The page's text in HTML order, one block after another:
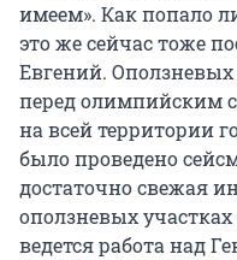
имеем». Как попало
это же сейчас тоже
Евгений.
перед олимпийским
на всей территории
было проведено
достаточно свежая
оползневых участках
ведется работа над